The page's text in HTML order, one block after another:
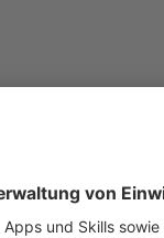
sollen die
Schulen und zum
Busse
61 und es fahren